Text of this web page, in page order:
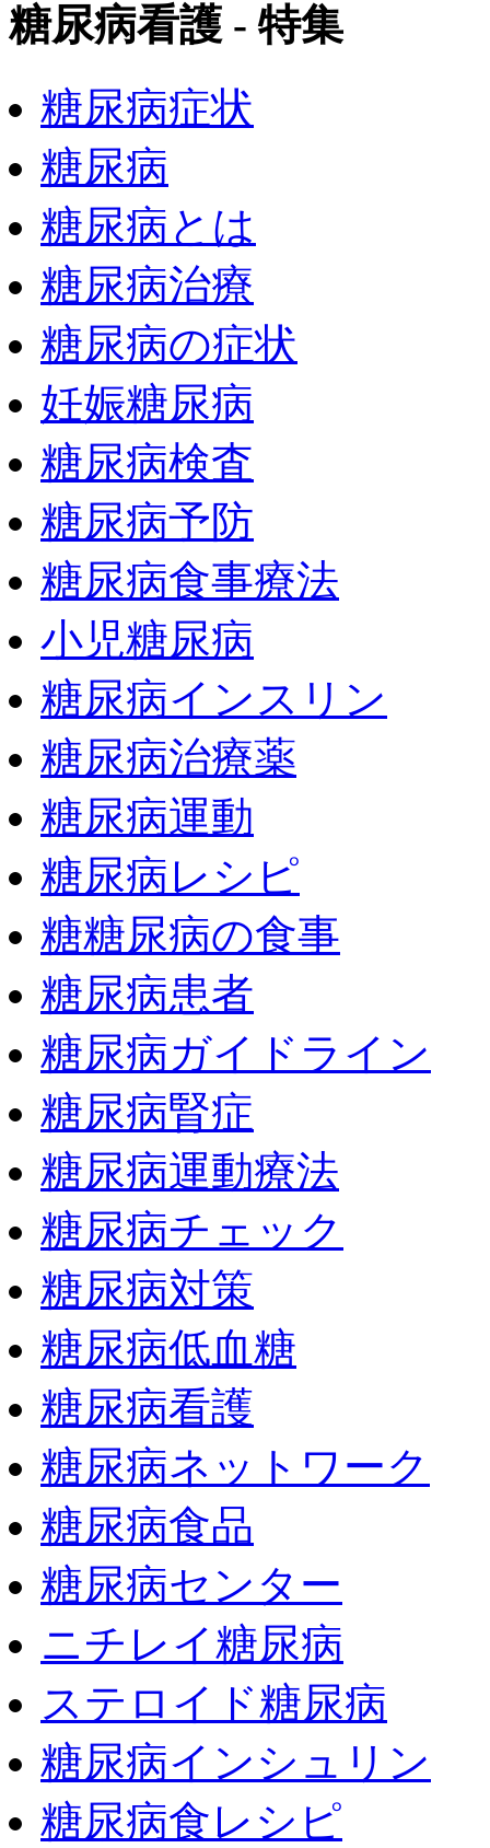
糖尿病看護 - 特集
糖尿病症状
糖尿病
糖尿病とは
糖尿病治療
糖尿病の症状
妊娠糖尿病
糖尿病検査
糖尿病予防
糖尿病食事療法
小児糖尿病
糖尿病インスリン
糖尿病治療薬
糖尿病運動
糖尿病レシピ
糖糖尿病の食事
糖尿病患者
糖尿病ガイドライン
糖尿病腎症
糖尿病運動療法
糖尿病チェック
糖尿病対策
糖尿病低血糖
糖尿病看護
糖尿病ネットワーク
糖尿病食品
糖尿病センター
ニチレイ糖尿病
ステロイド糖尿病
糖尿病インシュリン
糖尿病食レシピ